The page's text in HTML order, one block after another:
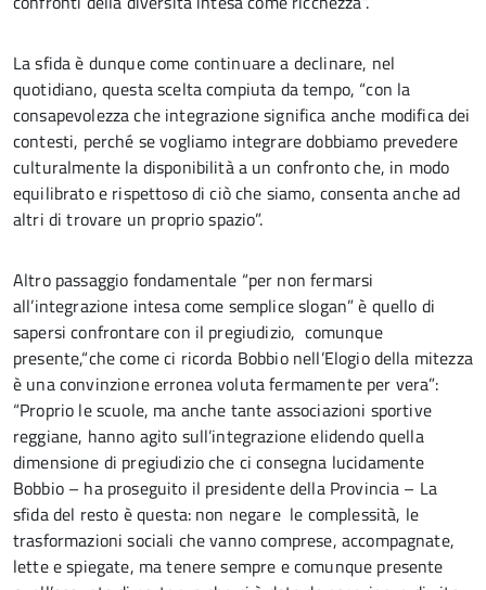
La sfida è dunque come continuare a declinare, nel
quotidiano, questa scelta compiuta da tempo, “con la
consapevolezza che integrazione significa anche modifica dei
contesti, perché se vogliamo integrare dobbiamo prevedere
culturalmente la disponibilità a un confronto che, in modo
equilibrato e rispettoso di ciò che siamo, consenta anche ad
altri di trovare un proprio spazio”.
Altro passaggio fondamentale “per non fermarsi
all’integrazione intesa come semplice slogan” è quello di
sapersi confrontare con il pregiudizio, comunque
presente,“che come ci ricorda Bobbio nell’Elogio della mitezza
è una convinzione erronea voluta fermamente per vera”:
“Proprio le scuole, ma anche tante associazioni sportive
reggiane, hanno agito sull’integrazione elidendo quella
dimensione di pregiudizio che ci consegna lucidamente
Bobbio – ha proseguito il presidente della Provincia – La
sfida del resto è questa: non negare le complessità, le
trasformazioni sociali che vanno comprese, accompagnate,
lette e spiegate, ma tenere sempre e comunque presente